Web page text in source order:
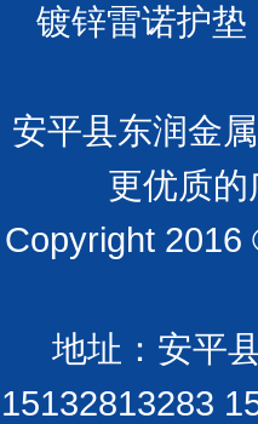
镀锌雷诺护垫
安平县东润金
更优质
Copyright
地址：安平
15132813283